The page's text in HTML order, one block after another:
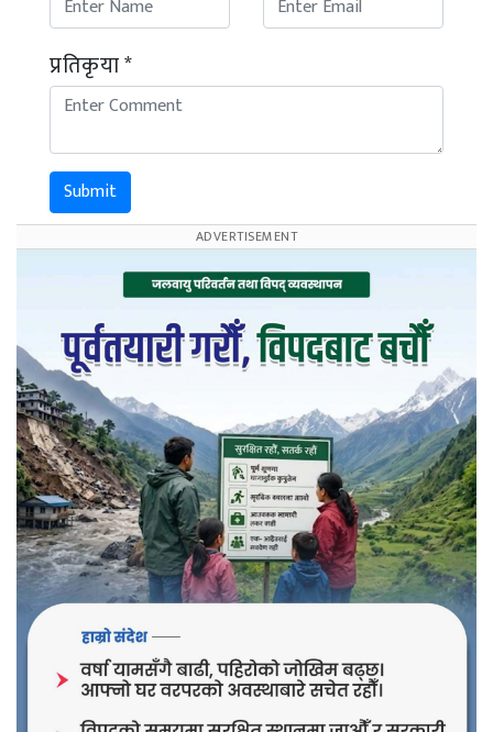
प्रतिकृया *
Submit